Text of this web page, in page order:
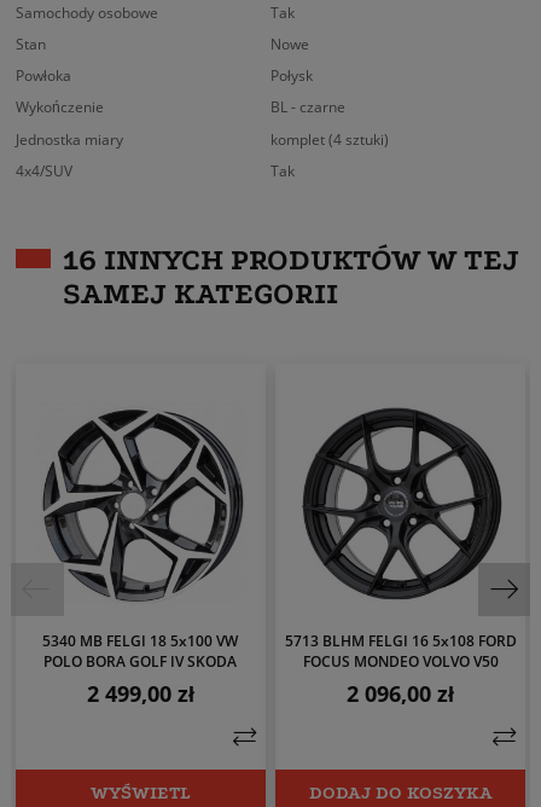
Samochody osobowe
Tak
Stan
Nowe
Powłoka
Połysk
Wykończenie
BL - czarne
Jednostka miary
komplet (4 sztuki)
4x4/SUV
Tak
16 INNYCH PRODUKTÓW W TEJ
SAMEJ KATEGORII
5340 MB FELGI 18 5x100 VW
POLO BORA GOLF IV SKODA
Cena
2 499,00 zł
WYŚWIETL
5713 BLHM FELGI 16 5x108 FORD
FOCUS MONDEO VOLVO V50
Cena
2 096,00 zł
DODAJ DO KOSZYKA